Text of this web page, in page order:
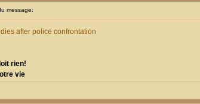
message:
after police confrontation
rien!
vie